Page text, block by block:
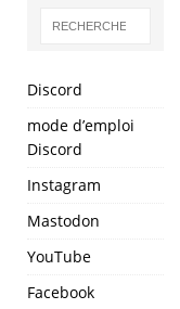
Discord
mode d’emploi
Discord
Instagram
Mastodon
YouTube
Facebook